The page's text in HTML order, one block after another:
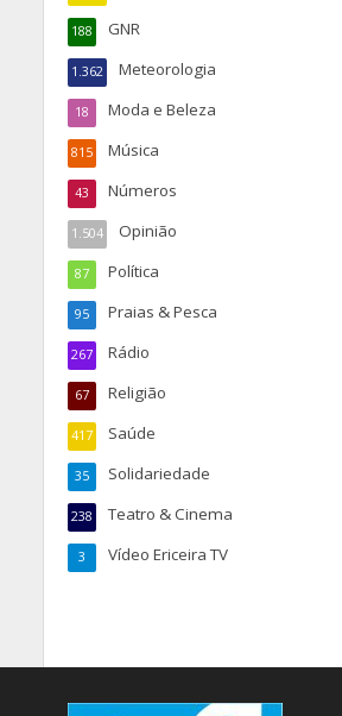
GNR
188
Meteorologia
1.362
Moda e Beleza
18
Música
815
Números
43
Opinião
1.504
Política
87
Praias & Pesca
95
Rádio
267
Religião
67
Saúde
417
Solidariedade
35
Teatro & Cinema
238
Vídeo Ericeira TV
3